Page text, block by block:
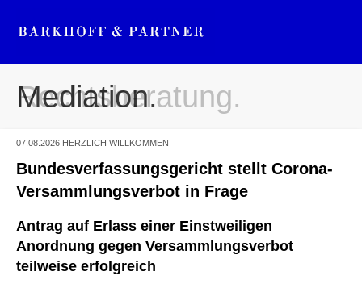
Mediation.
Rechtsberatung.
07.08.2026 HERZLICH WILLKOMMEN
Bundesverfassungsgericht stellt Corona-
Versammlungsverbot in Frage
Antrag auf Erlass einer Einstweiligen
Anordnung gegen Versammlungsverbot
teilweise erfolgreich